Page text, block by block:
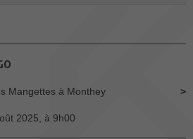
Mangettes à Monthey
2025, à 9h00